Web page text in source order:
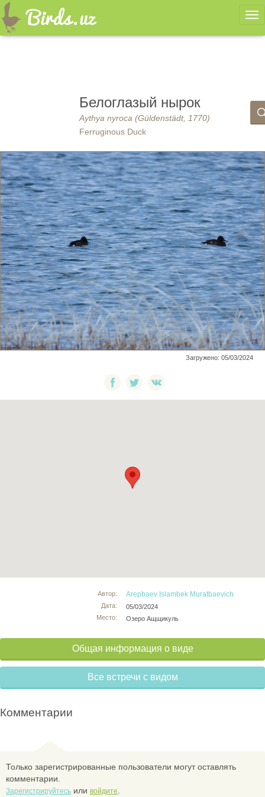
Белоглазый нырок
Aythya nyroca (Güldenstädt, 1770)
Ferruginous Duck
Загружено: 05/03/2024
Автор:
Дата:
Место:
Arepbaev Islambek Muratbaevich
05/03/2024
Озеро Ащщикуль
Общая информация о виде
Все встречи с видом
Комментарии
Только зарегистрированные пользователи могут оставлять
комментарии.
Зарегистрируйтесь или войдите